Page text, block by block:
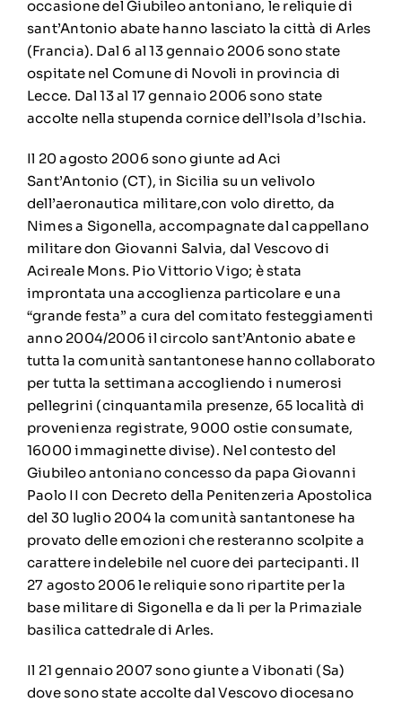
occasione del Giubileo antoniano, le reliquie di
sant’Antonio abate hanno lasciato la città di Arles
(Francia). Dal 6 al 13 gennaio 2006 sono state
ospitate nel Comune di Novoli in provincia di
Lecce. Dal 13 al 17 gennaio 2006 sono state
accolte nella stupenda cornice dell’Isola d’Ischia.
Il 20 agosto 2006 sono giunte ad Aci
Sant’Antonio (CT), in Sicilia su un velivolo
dell’aeronautica militare,con volo diretto, da
Nimes a Sigonella, accompagnate dal cappellano
militare don Giovanni Salvia, dal Vescovo di
Acireale Mons. Pio Vittorio Vigo; è stata
improntata una accoglienza particolare e una
“grande festa” a cura del comitato festeggiamenti
anno 2004/2006 il circolo sant’Antonio abate e
tutta la comunità santantonese hanno collaborato
per tutta la settimana accogliendo i numerosi
pellegrini (cinquantamila presenze, 65 località di
provenienza registrate, 9000 ostie consumate,
16000 immaginette divise). Nel contesto del
Giubileo antoniano concesso da papa Giovanni
Paolo II con Decreto della Penitenzeria Apostolica
del 30 luglio 2004 la comunità santantonese ha
provato delle emozioni che resteranno scolpite a
carattere indelebile nel cuore dei partecipanti. Il
27 agosto 2006 le reliquie sono ripartite per la
base militare di Sigonella e da li per la Primaziale
basilica cattedrale di Arles.
Il 21 gennaio 2007 sono giunte a Vibonati (Sa)
dove sono state accolte dal Vescovo diocesano